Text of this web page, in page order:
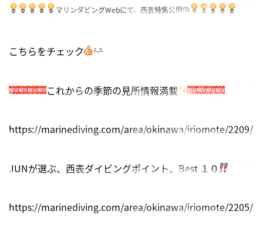
マリンダビングWebにて、西表特集公開中
こちらをチェック
これからの季節の見所情報満載
https://marinediving.com/area/okinawa/iriomote/2209/
JUNが選ぶ、西表ダイビングポイント、Best １０
https://marinediving.com/area/okinawa/iriomote/2205/